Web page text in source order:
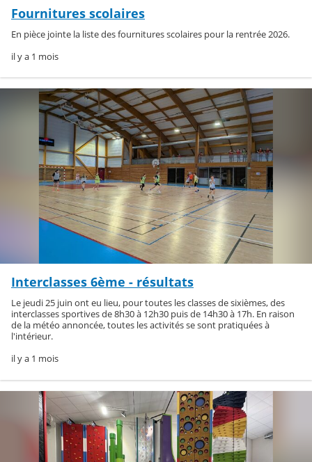
Fournitures scolaires
En pièce jointe la liste des fournitures scolaires pour la rentrée 2026.
il y a 1 mois
Interclasses 6ème - résultats
Le jeudi 25 juin ont eu lieu, pour toutes les classes de sixièmes, des
interclasses sportives de 8h30 à 12h30 puis de 14h30 à 17h. En raison
de la météo annoncée, toutes les activités se sont pratiquées à
l'intérieur.
il y a 1 mois